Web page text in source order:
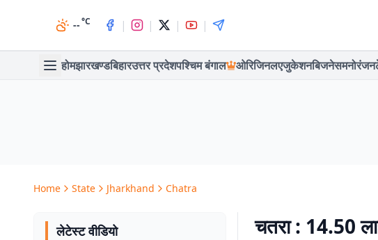
--°C | | | |
होमझारखण्डबिहारउत्तर प्रदेशपश्चिम बंगाल ओरिजिनलएजुकेशनबिजनेसमनोरंजन
Home State Jharkhand Chatra
लेटेस्ट वीडियो
चतरा : 14.50